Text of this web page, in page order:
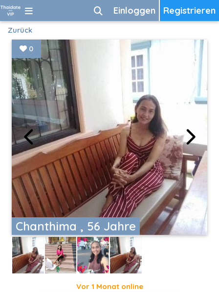
Registrieren
Einloggen
Zurück
Chanthima , 56 Jahre
0
Vor 1 Monat online